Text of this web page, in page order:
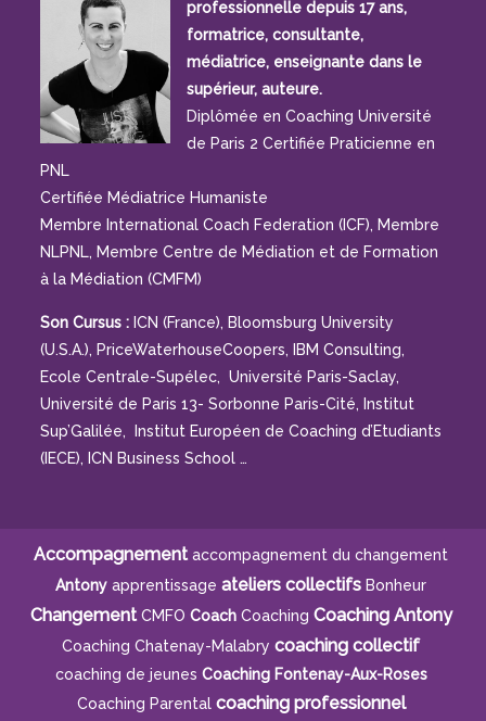
professionnelle depuis 17 ans,
formatrice, consultante,
médiatrice, enseignante dans le
supérieur, auteure.
Diplômée en Coaching Université
de Paris 2 Certifiée Praticienne en
PNL
Certifiée Médiatrice Humaniste
Membre International Coach Federation (ICF), Membre
NLPNL, Membre Centre de Médiation et de Formation
à la Médiation (CMFM)
Son Cursus : ICN (France), Bloomsburg University
(U.S.A.), PriceWaterhouseCoopers, IBM Consulting,
Ecole Centrale-Supélec, Université Paris-Saclay,
Université de Paris 13- Sorbonne Paris-Cité, Institut
Sup’Galilée, Institut Européen de Coaching d’Etudiants
(IECE), ICN Business School …
Accompagnement accompagnement du changement
Antony apprentissage ateliers collectifs Bonheur
Changement CMFO Coach Coaching Coaching Antony
Coaching Chatenay-Malabry coaching collectif
coaching de jeunes Coaching Fontenay-Aux-Roses
Coaching Parental coaching professionnel